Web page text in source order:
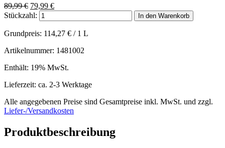
89,99€ Ursprünglicher
Preis
war:
89,99 €
79,99 €Aktueller
ist:
79,99 €.
Stückzahl: In den Warenkorb
Grundpreis: 114,27 € / 1 L
Artikelnummer: 1481002
Enthält: 19% MwSt.
Lieferzeit: ca. 2-3 Werktage
Alle angegebenen Preise sind Gesamtpreise inkl. MwSt. und zzgl.
Liefer-/Versandkosten
Produktbeschreibung